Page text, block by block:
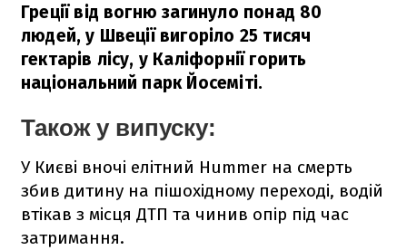
Греції від вогню загинуло понад 80
людей, у Швеції вигоріло 25 тисяч
гектарів лісу, у Каліфорнії горить
національний парк Йосеміті.
Також у випуску:
У Києві вночі елітний Hummer на смерть
збив дитину на пішохідному переході, водій
втікав з місця ДТП та чинив опір під час
затримання.